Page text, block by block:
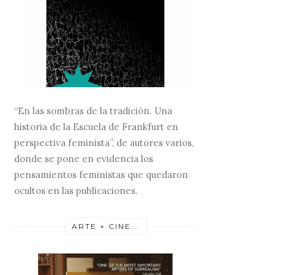
NADA ES LO QUE
LEI....
“En las sombras de la tradición. Una
historia de la Escuela de Frankfurt en
perspectiva feminista”, de autores varios,
donde se pone en evidencia los
pensamientos feministas que quedaron
ocultos en las publicaciones.
ARTE + CINE...